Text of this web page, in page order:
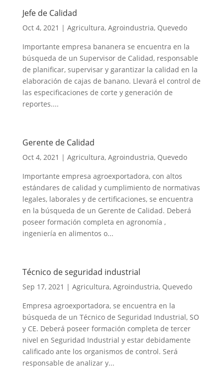
Jefe de Calidad
Oct 4, 2021 | Agricultura, Agroindustria, Quevedo
Importante empresa bananera se encuentra en la
búsqueda de un Supervisor de Calidad, responsable
de planificar, supervisar y garantizar la calidad en la
elaboración de cajas de banano. Llevará el control de
las especificaciones de corte y generación de
reportes....
Gerente de Calidad
Oct 4, 2021 | Agricultura, Agroindustria, Quevedo
Importante empresa agroexportadora, con altos
estándares de calidad y cumplimiento de normativas
legales, laborales y de certificaciones, se encuentra
en la búsqueda de un Gerente de Calidad. Deberá
poseer formación completa en agronomía ,
ingeniería en alimentos o...
Técnico de seguridad industrial
Sep 17, 2021 | Agricultura, Agroindustria, Quevedo
Empresa agroexportadora, se encuentra en la
búsqueda de un Técnico de Seguridad Industrial, SO
y CE. Deberá poseer formación completa de tercer
nivel en Seguridad Industrial y estar debidamente
calificado ante los organismos de control. Será
responsable de analizar y...